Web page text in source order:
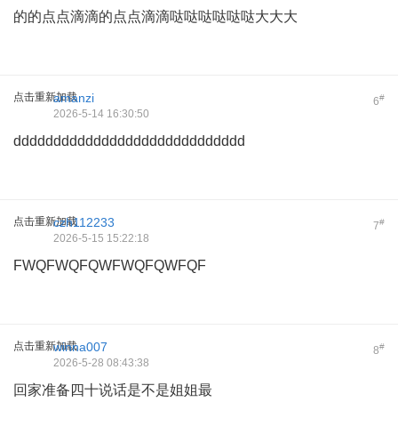
的的点点滴滴的点点滴滴哒哒哒哒哒哒大大大
点击重新加载 6#
amanzi
2026-5-14 16:30:50
ddddddddddddddddddddddddddddd
点击重新加载 7#
czh112233
2026-5-15 15:22:18
FWQFWQFQWFWQFQWFQF
点击重新加载 8#
winna007
2026-5-28 08:43:38
回家准备四十说话是不是姐姐最